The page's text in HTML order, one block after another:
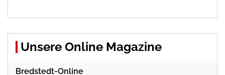
Unsere Online Magazine
Bredstedt-Online